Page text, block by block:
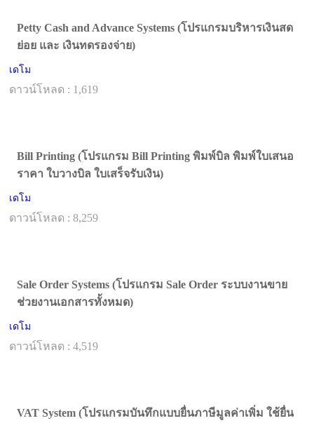
Petty Cash and Advance Systems (โปรแกรมบริหารเงินสด
ย่อย และ เงินทดรองจ่าย)
เดโม
ดาวน์โหลด : 1,619
Bill Printing (โปรแกรม Bill Printing พิมพ์บิล พิมพ์ใบเสนอ
ราคา ใบวางบิล ใบเสร็จรับเงิน)
เดโม
ดาวน์โหลด : 8,259
Sale Order Systems (โปรแกรม Sale Order ระบบงานขาย
ช่วยงานเอกสารทั้งหมด)
เดโม
ดาวน์โหลด : 4,519
VAT System (โปรแกรมบันทึกแบบยื่นภาษีมูลค่าเพิ่ม ใช้ยื่น